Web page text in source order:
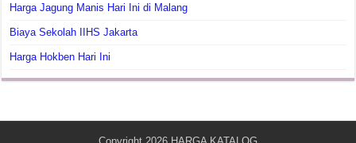
Harga Jagung Manis Hari Ini di Malang
Biaya Sekolah IIHS Jakarta
Harga Hokben Hari Ini